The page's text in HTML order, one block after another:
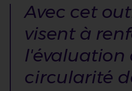
Avec cet
visent à
l'évaluation
circularité